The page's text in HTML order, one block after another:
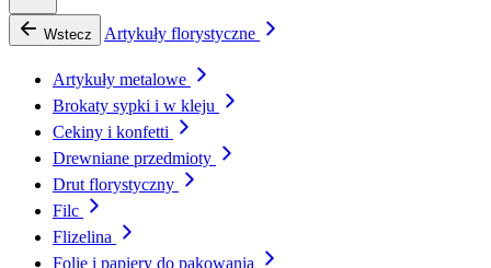
Wstecz Artykuły florystyczne
Artykuły metalowe
Brokaty sypki i w kleju
Cekiny i konfetti
Drewniane przedmioty
Drut florystyczny
Filc
Flizelina
Folie i papiery do pakowania